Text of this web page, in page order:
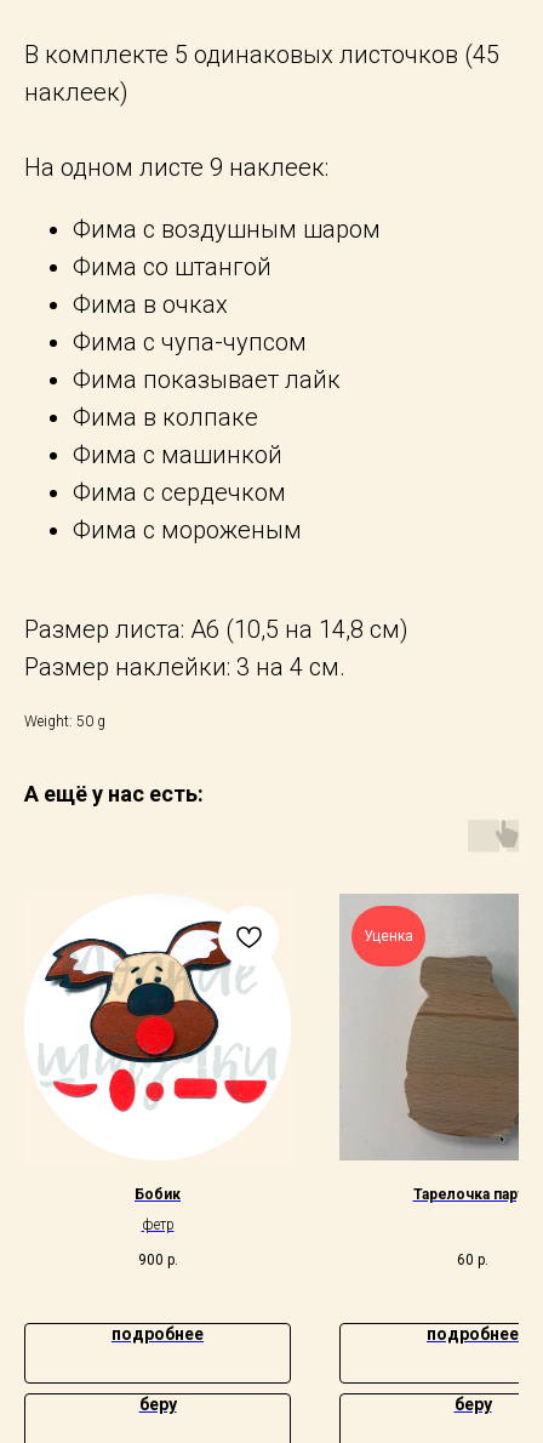
В комплекте 5 одинаковых листочков (45
наклеек)
На одном листе 9 наклеек:
Фима с воздушным шаром
Фима со штангой
Фима в очках
Фима с чупа-чупсом
Фима показывает лайк
Фима в колпаке
Фима с машинкой
Фима с сердечком
Фима с мороженым
Размер листа: А6 (10,5 на 14,8 см)
Размер наклейки: 3 на 4 см.
Weight: 50 g
А ещё у нас есть:
Бобик
фетр
900 р.
подробнее
беру
Уценка
Тарелочка парус
60 р.
подробнее
беру